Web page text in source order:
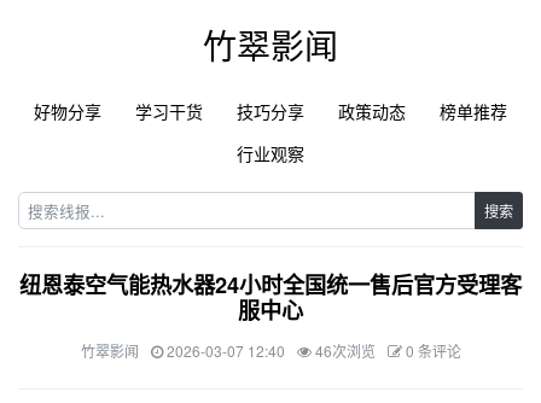
竹翠影闻
好物分享 学习干货 技巧分享 政策动态
榜单推荐
行业观察
搜索
纽恩泰空气能热水器24小时全国统一售后官方受理客
服中心
竹翠影闻 2026-03-07 12:40 46次浏览 0 条评论